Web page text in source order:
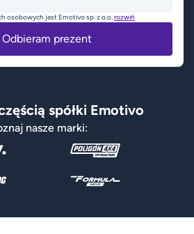
osobowych jest Emotivo sp. z o.o.rozwiń
Odbieram prezent
spółki Emotivo
nasze marki: